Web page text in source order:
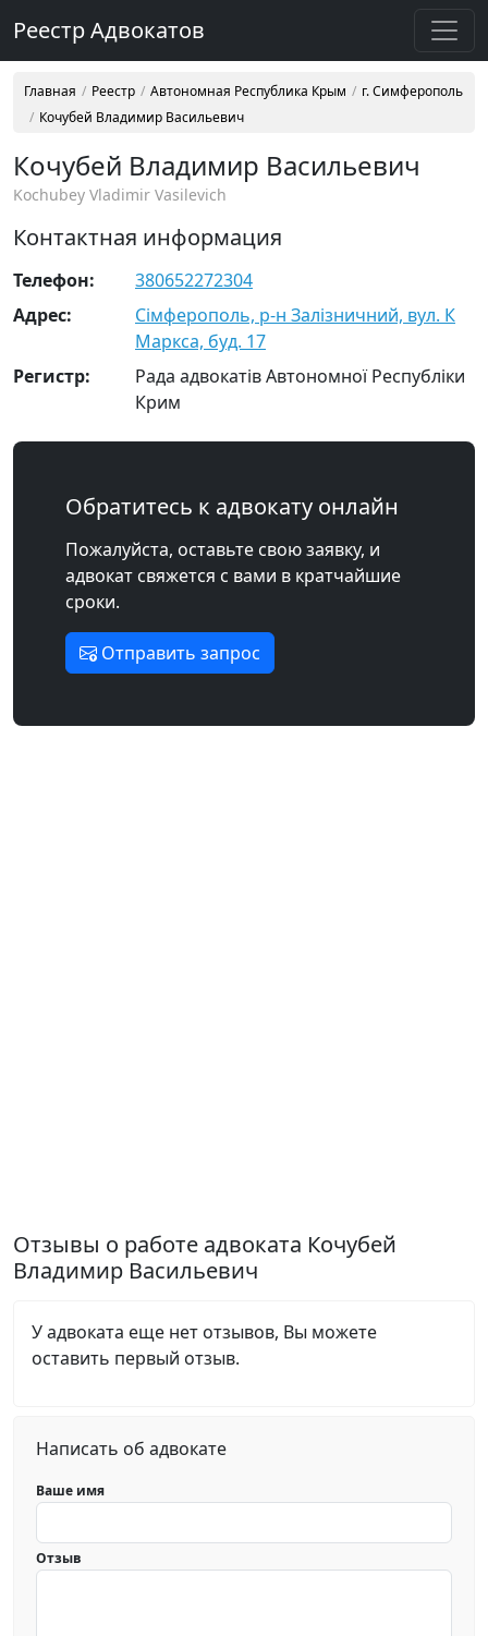
Реестр Адвокатов
Главная Реестр Автономная Республика Крым
г. Симферополь
Кочубей Владимир Васильевич
Кочубей Владимир Васильевич
Kochubey Vladimir Vasilevich
Контактная информация
Телефон:
380652272304
Адрес:
Сімферополь, р-н Залізничний, вул. К
Маркса, буд. 17
Регистр:
Рада адвокатів Автономної Республіки
Крим
Обратитесь к адвокату онлайн
Пожалуйста, оставьте свою заявку, и
адвокат свяжется с вами в кратчайшие
сроки.
Отправить запрос
Отзывы о работе адвоката Кочубей
Владимир Васильевич
У адвоката еще нет отзывов, Вы можете
оставить первый отзыв.
Написать об адвокате
Ваше имя
Отзыв